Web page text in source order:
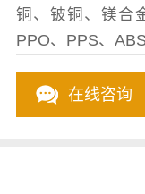
铜、铍铜、镁合
PPO、PPS、
在线咨询